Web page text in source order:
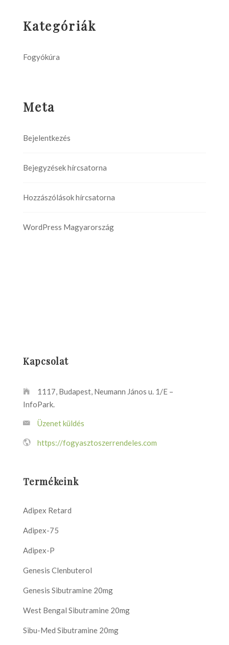
Kategóriák
Fogyókúra
Meta
Bejelentkezés
Bejegyzések hírcsatorna
Hozzászólások hírcsatorna
WordPress Magyarország
Kapcsolat
1117, Budapest, Neumann János u. 1/E –
InfoPark.
Üzenet küldés
https://fogyasztoszerrendeles.com
Termékeink
Adipex Retard
Adipex-75
Adipex-P
Genesis Clenbuterol
Genesis Sibutramine 20mg
West Bengal Sibutramine 20mg
Sibu-Med Sibutramine 20mg